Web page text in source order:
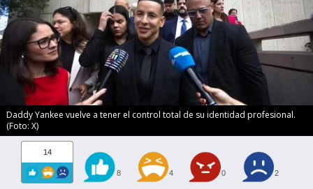
Daddy Yankee vuelve a tener el control total de su identidad profesional.
(Foto: X)
14
8 4 0 2